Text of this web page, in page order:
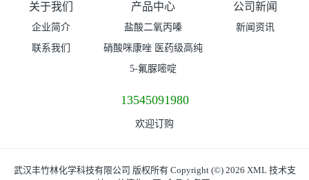
关于我们
企业简介
联系我们
产品中心
盐酸二氧丙嗪
硝酸咪康唑 医药级高纯
度99%原粉
5-氟脲嘧啶
公司新闻
新闻资讯
13545091980
欢迎订购
武汉丰竹林化学科技有限公司 版权所有 Copyright (©) 2026 XML技术支